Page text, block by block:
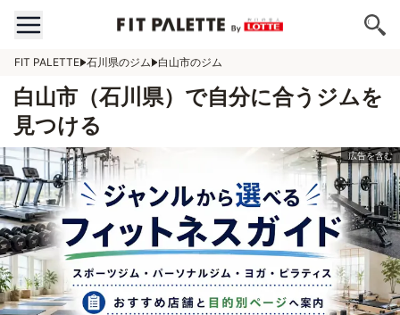
FIT PALETTE 石川県のジム 白山市のジム
白山市（石川県）で自分に合うジムを
見つける